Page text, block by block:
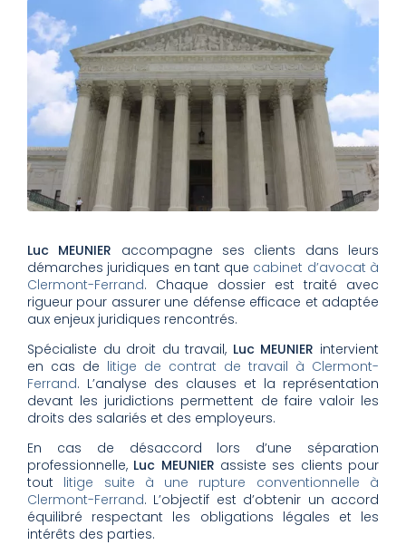
Luc MEUNIER accompagne ses clients dans leurs
démarches juridiques en tant que cabinet d’avocat à
Clermont-Ferrand. Chaque dossier est traité avec
rigueur pour assurer une défense efficace et adaptée
aux enjeux juridiques rencontrés.
Spécialiste du droit du travail, Luc MEUNIER intervient
en cas de litige de contrat de travail à Clermont-
Ferrand. L’analyse des clauses et la représentation
devant les juridictions permettent de faire valoir les
droits des salariés et des employeurs.
En cas de désaccord lors d’une séparation
professionnelle, Luc MEUNIER assiste ses clients pour
tout litige suite à une rupture conventionnelle à
Clermont-Ferrand. L’objectif est d’obtenir un accord
équilibré respectant les obligations légales et les
intérêts des parties.